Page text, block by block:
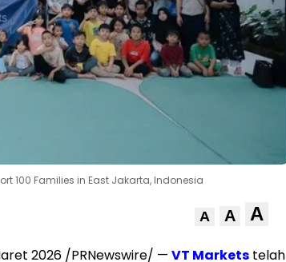
100 Families in East Jakarta, Indonesia
A A A
2026 /PRNewswire/ — VT Markets telah